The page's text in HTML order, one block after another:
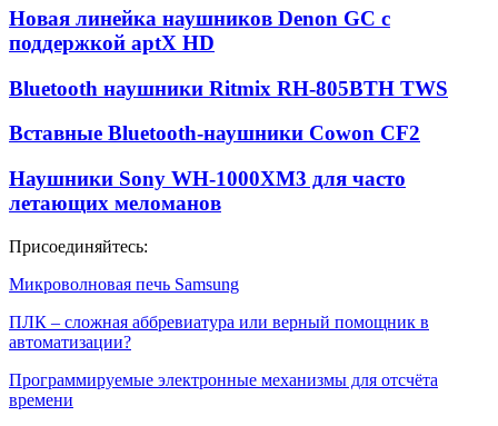
Новая линейка наушников Denon GC с
поддержкой aptX HD
Bluetooth наушники Ritmix RH-805BTH TWS
Вставные Bluetooth-наушники Cowon CF2
Наушники Sony WH-1000XM3 для часто
летающих меломанов
Присоединяйтесь:
Микроволновая печь Samsung
ПЛК – сложная аббревиатура или верный помощник в
автоматизации?
Программируемые электронные механизмы для отсчёта
времени